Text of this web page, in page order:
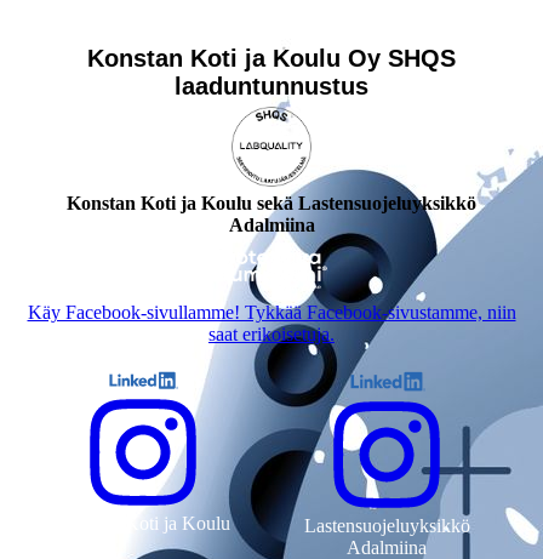
Konstan Koti ja Koulu Oy SHQS
laaduntunnustus
Konstan Koti ja Koulu sekä Lastensuojeluyksikkö
Adalmiina
Käy Facebook-sivullamme! Tykkää Facebook-sivustamme, niin
saat erikoisetuja.
Konstan Koti ja Koulu
Lastensuojeluyksikkö
Adalmiina